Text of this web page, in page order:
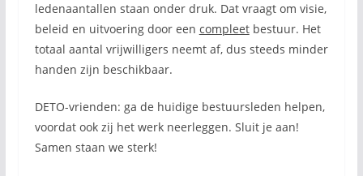
ledenaantallen staan onder druk. Dat vraagt om visie,
beleid en uitvoering door een compleetbestuur. Het
totaal aantal vrijwilligers neemt af, dus steeds minder
handen zijn beschikbaar.
DETO-vrienden: ga de huidige bestuursleden helpen,
voordat ook zij het werk neerleggen. Sluit je aan!
Samen staan we sterk!